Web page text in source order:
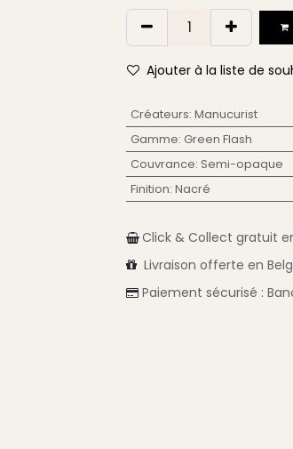
Ajouter à la liste de
Créateurs: Manucurist
Gamme: Green Flash
Couvrance: Semi-opaque
Finition: Nacré
Click & Collect gratuit
Livraison offerte en
Paiement sécurisé :